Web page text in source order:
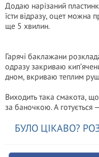
Додаю нарізаний
їсти відразу, оцет можна
ще 5 хвилин.
Гарячі баклажани
одразу закриваю
дном, вкриваю теплим
Виходить така смакота,
за баночкою. А готується
БУЛО ЦІКАВО?